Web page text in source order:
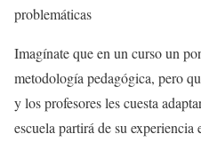
problemáticas
Imagínate que en un curso un
metodología pedagógica, pero
y los profesores les cuesta
escuela partirá de su